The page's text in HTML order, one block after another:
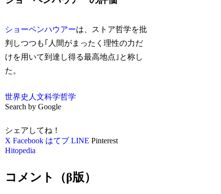
ショーペンハウアーは、ストア哲学を批
判しつつも｢人間がまったく理性の力だ
けを用いて到達し得る最高地点｣と称し
た。
世界史 人文科学哲学
Search by Google
シェアしてね！
X Facebook はてブ LINE Pinterest
Hitopedia
コメント（β版）